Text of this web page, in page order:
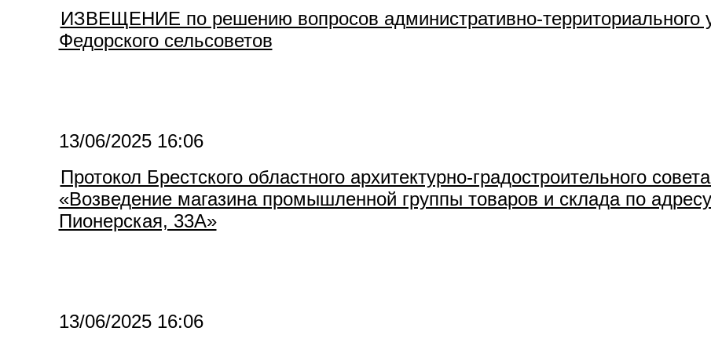
ИЗВЕЩЕНИЕ по решению вопросов административно-территориального
Федорского сельсоветов
13/06/2025 16:06
Протокол Брестского областного архитектурно-градостроительного
«Возведение магазина промышленной группы товаров и склада по
Пионерская, 33А»
13/06/2025 16:06